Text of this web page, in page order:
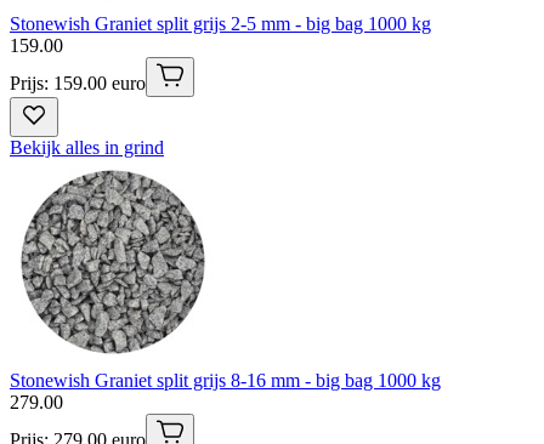
Stonewish Graniet split grijs 2-5 mm - big bag 1000 kg
159.00
Prijs: 159.00 euro
Bekijk alles in grind
Stonewish Graniet split grijs 8-16 mm - big bag 1000 kg
279.00
Prijs: 279.00 euro